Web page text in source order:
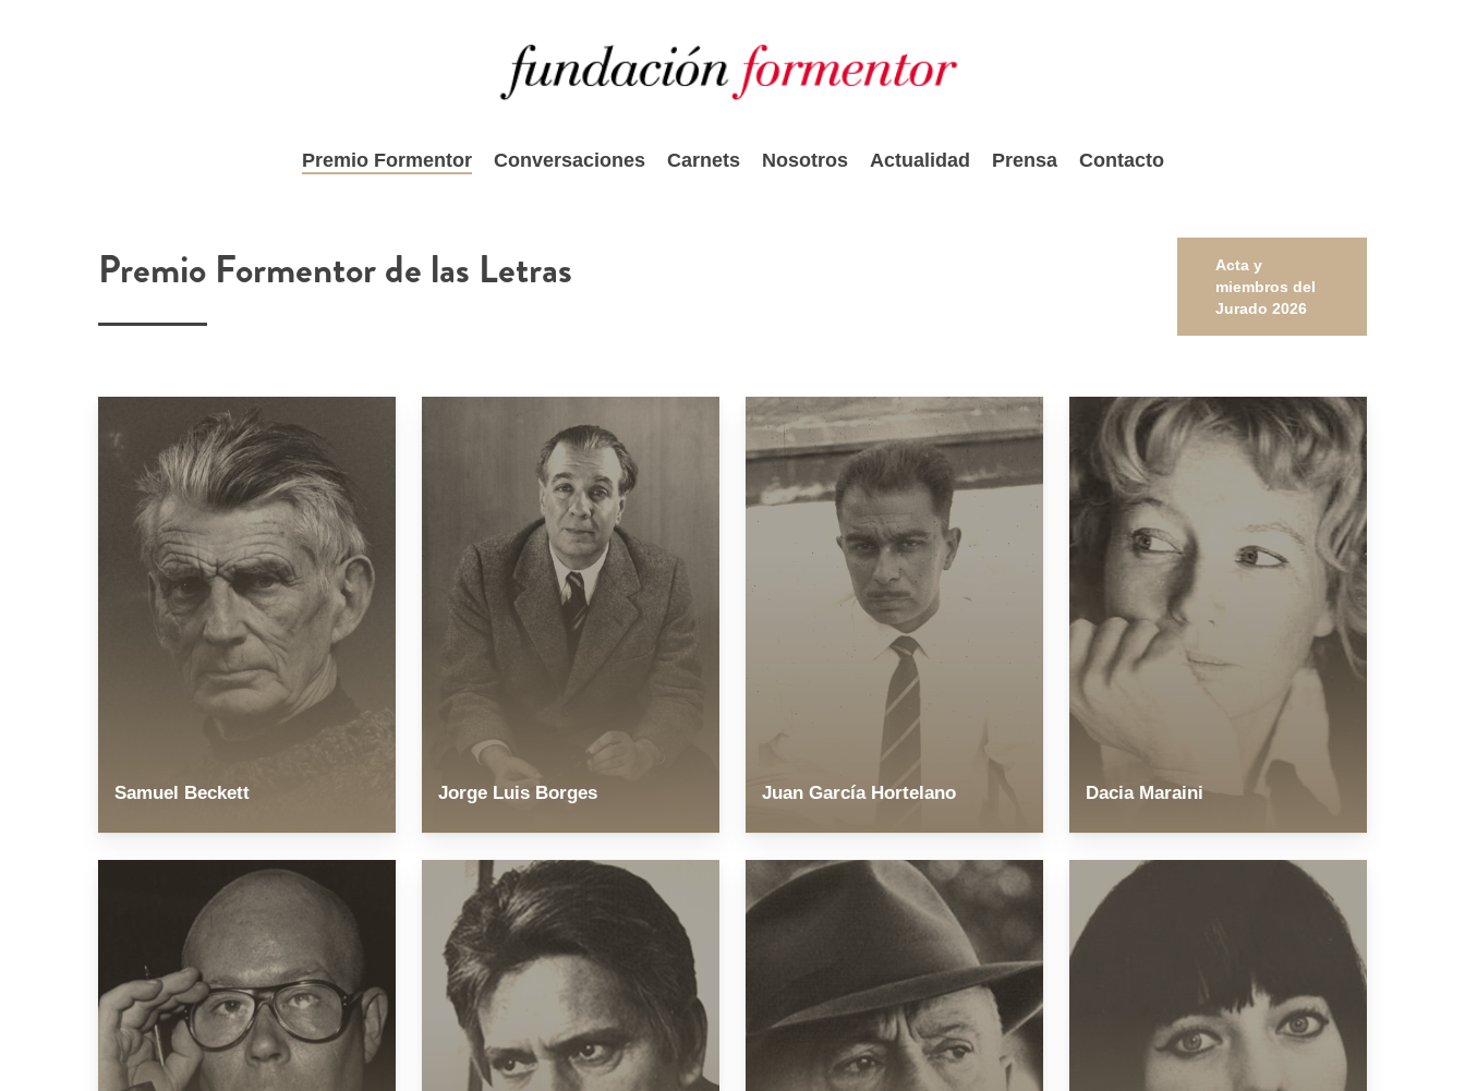
Premio Formentor Conversaciones Carnets Nosotros Actualidad Prensa Contacto
Premio Formentor de las Letras
Acta y
miembros del
Jurado 2026
Samuel Beckett Jorge Luis Borges Juan García Hortelano Dacia Maraini